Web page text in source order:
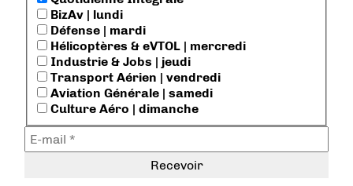
BizAv | lundi
Défense | mardi
Hélicoptères & eVTOL | mercredi
Industrie & Jobs | jeudi
Transport Aérien | vendredi
Aviation Générale | samedi
Culture Aéro | dimanche